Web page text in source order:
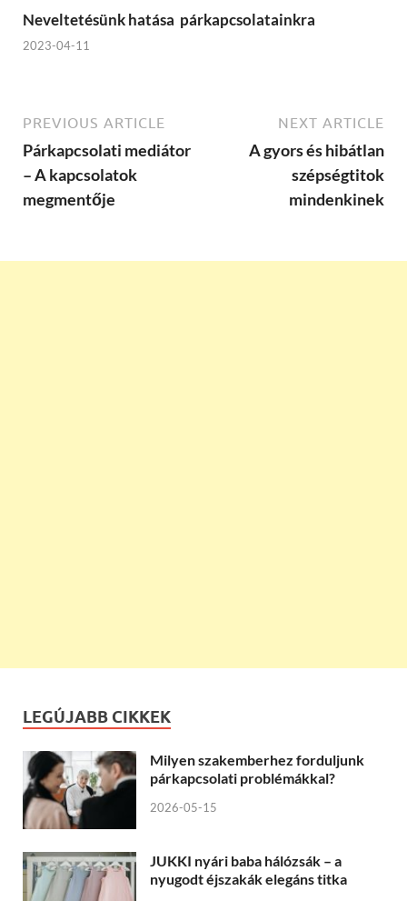
Neveltetésünk hatása párkapcsolatainkra
2023-04-11
PREVIOUS ARTICLE
Párkapcsolati mediátor
– A kapcsolatok
megmentője
NEXT ARTICLE
A gyors és hibátlan
szépségtitok
mindenkinek
LEGÚJABB CIKKEK
Milyen szakemberhez forduljunk
párkapcsolati problémákkal?
2026-05-15
JUKKI nyári baba hálózsák – a
nyugodt éjszakák elegáns titka